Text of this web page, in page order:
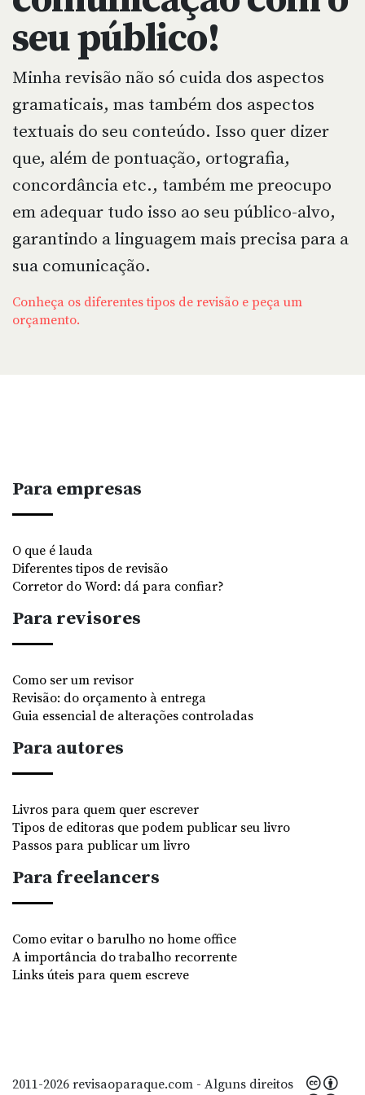
seu público!
Minha revisão não só cuida dos aspectos
gramaticais, mas também dos aspectos
textuais do seu conteúdo. Isso quer dizer
que, além de pontuação, ortografia,
concordância etc., também me preocupo
em adequar tudo isso ao seu público-alvo,
garantindo a linguagem mais precisa para a
sua comunicação.
Conheça os diferentes tipos de revisão e peça um
orçamento.
Para empresas
O que é lauda
Diferentes tipos de revisão
Corretor do Word: dá para confiar?
Para revisores
Como ser um revisor
Revisão: do orçamento à entrega
Guia essencial de alterações controladas
Para autores
Livros para quem quer escrever
Tipos de editoras que podem publicar seu livro
Passos para publicar um livro
Para freelancers
Como evitar o barulho no home office
A importância do trabalho recorrente
Links úteis para quem escreve
2011-2026 revisaoparaque.com - Alguns direitos